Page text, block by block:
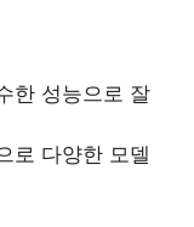
한 성능으로 잘
로 다양한 모델